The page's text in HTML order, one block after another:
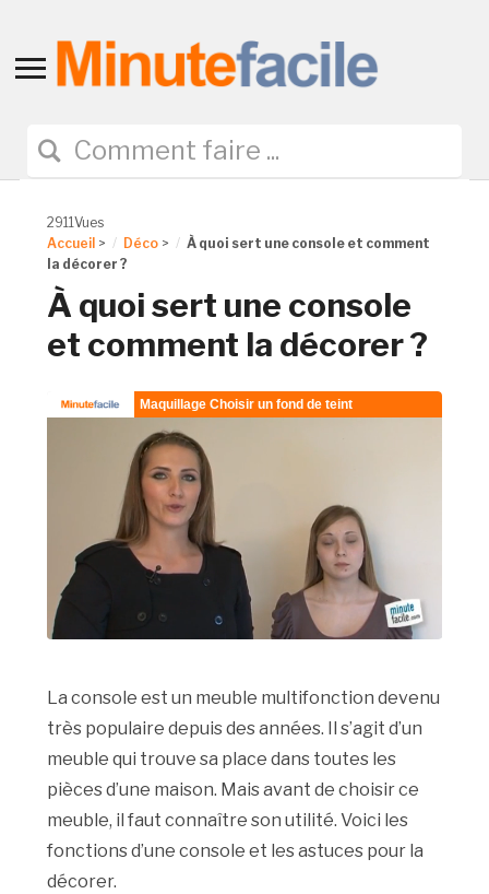
Toggle
navigation
2911Vues
Accueil > Déco >
À quoi sert une console et comment
la décorer ?
À quoi sert une console
et comment la décorer ?
La console est un meuble multifonction devenu
très populaire depuis des années. Il s’agit d’un
meuble qui trouve sa place dans toutes les
pièces d’une maison. Mais avant de choisir ce
meuble, il faut connaître son utilité. Voici les
fonctions d’une console et les astuces pour la
décorer.